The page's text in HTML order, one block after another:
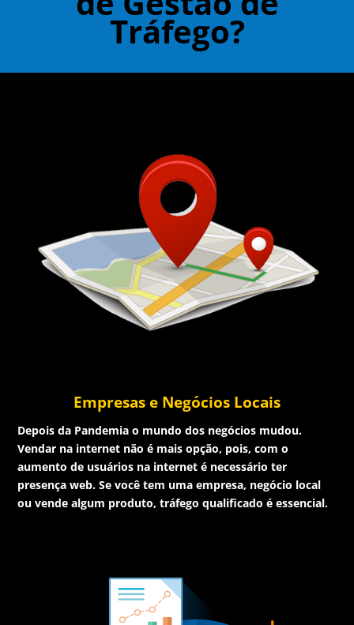
Tráfego?
Empresas e Negócios Locais
Depois da Pandemia o mundo dos negócios mudou.
Vendar na internet não é mais opção, pois, com o
aumento de usuários na internet é necessário ter
presença web. Se você tem uma empresa, negócio local
ou vende algum produto, tráfego qualificado é essencial.